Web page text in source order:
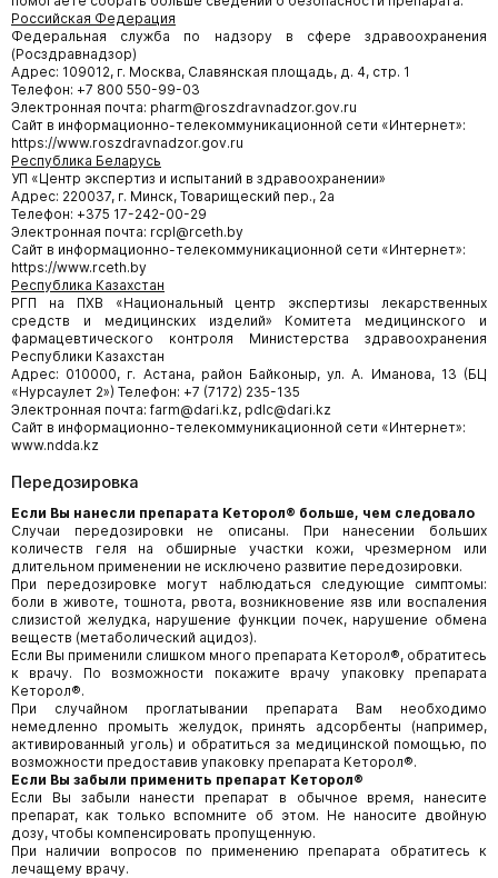
Российская Федерация
Федеральная служба по надзору в сфере здравоохранения
(Росздравнадзор)
Адрес: 109012, г. Москва, Славянская площадь, д. 4, стр. 1
Телефон: +7 800 550-99-03
Электронная почта: pharm@roszdravnadzor.gov.ru
Сайт в информационно-телекоммуникационной сети «Интернет»:
https://www.roszdravnadzor.gov.ru
Республика Беларусь
УП «Центр экспертиз и испытаний в здравоохранении»
Адрес: 220037, г. Минск, Товарищеский пер., 2а
Телефон: +375 17-242-00-29
Электронная почта: rcpl@rceth.by
Сайт в информационно-телекоммуникационной сети «Интернет»:
https://www.rceth.by
Республика Казахстан
РГП на ПХВ «Национальный центр экспертизы лекарственных
средств и медицинских изделий» Комитета медицинского и
фармацевтического контроля Министерства здравоохранения
Республики Казахстан
Адрес: 010000, г. Астана, район Байконыр, ул. А. Иманова, 13 (БЦ
«Нурсаулет 2») Телефон: +7 (7172) 235-135
Электронная почта: farm@dari.kz, pdlc@dari.kz
Сайт в информационно-телекоммуникационной сети «Интернет»:
www.ndda.kz
Передозировка
Если Вы нанесли препарата Кеторол® больше, чем следовало
Случаи передозировки не описаны. При нанесении больших
количеств геля на обширные участки кожи, чрезмерном или
длительном применении не исключено развитие передозировки.
При передозировке могут наблюдаться следующие симптомы:
боли в животе, тошнота, рвота, возникновение язв или воспаления
слизистой желудка, нарушение функции почек, нарушение обмена
веществ (метаболический ацидоз).
Если Вы применили слишком много препарата Кеторол®, обратитесь
к врачу.
По возможности покажите врачу упаковку препарата
Кеторол®.
При случайном проглатывании препарата Вам необходимо
немедленно промыть желудок, принять адсорбенты (например,
активированный уголь) и обратиться за медицинской помощью, по
возможности предоставив упаковку препарата Кеторол®.
Если Вы забыли применить препарат Кеторол®
Если Вы забыли нанести препарат в обычное время, нанесите
препарат, как только вспомните об этом. Не наносите двойную
дозу, чтобы компенсировать пропущенную.
При наличии вопросов по применению препарата обратитесь к
лечащему врачу.